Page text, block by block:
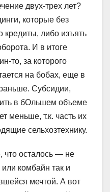
двух-трех лет?
которые без
кредиты, либо изъять
И в итоге
то, за которого
на бобах, еще в
Субсидии,
в бОльшем объеме
меньше, т.к. часть их
сельхозтехнику.
что осталось — не
комбайн так и
мечтой. А вот